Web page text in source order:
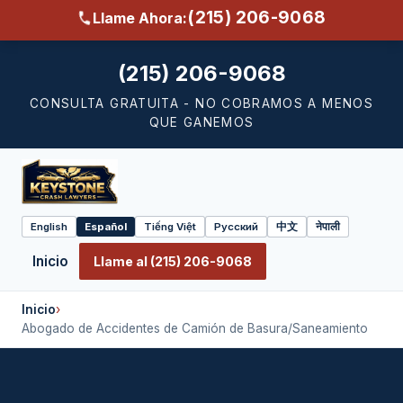
Llame Ahora:(215) 206-9068
(215) 206-9068
CONSULTA GRATUITA - NO COBRAMOS A MENOS
QUE GANEMOS
Select
language
English Español Tiếng Việt Русский 中文 नेपाली
Inicio Llame al (215) 206-9068
Inicio›
Abogado de Accidentes de Camión de Basura/Saneamiento